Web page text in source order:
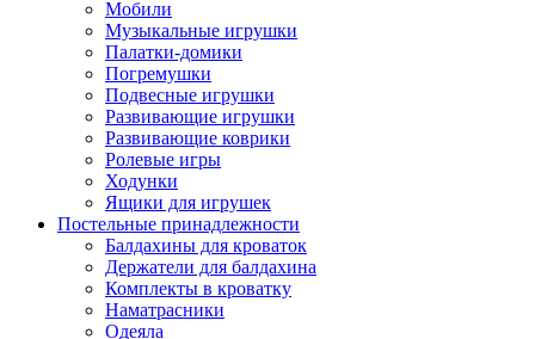
Мобили
Музыкальные игрушки
Палатки-домики
Погремушки
Подвесные игрушки
Развивающие игрушки
Развивающие коврики
Ролевые игры
Ходунки
Ящики для игрушек
Постельные принадлежности
Балдахины для кроваток
Держатели для балдахина
Комплекты в кроватку
Наматрасники
Одеяла